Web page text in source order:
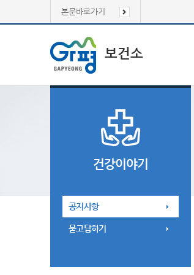
본문바로가기
보건소
건강이야기
공지사항
묻고답하기